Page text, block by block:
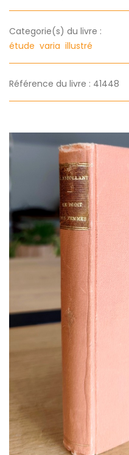
Categorie(s) du livre :
étude varia illustré
Référence du livre : 41448